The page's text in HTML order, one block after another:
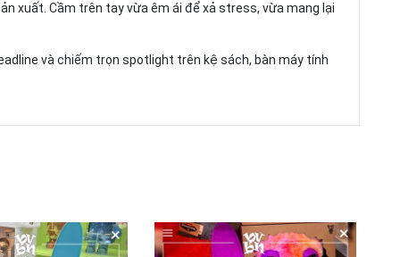
xuất. Cầm trên tay vừa êm ái để xả stress, vừa mang lại
và chiếm trọn spotlight trên kệ sách, bàn máy tính